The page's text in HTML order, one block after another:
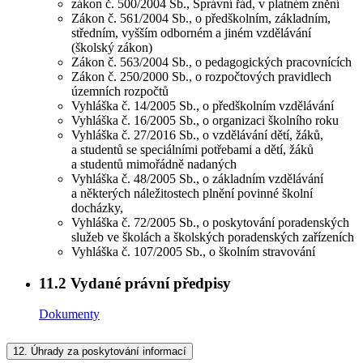
zákon č. 500/2004 Sb., Správní řád, v platném znění
Zákon č. 561/2004 Sb., o předškolním, základním,
středním, vyšším odborném a jiném vzdělávání
(školský zákon)
Zákon č. 563/2004 Sb., o pedagogických pracovnících
Zákon č. 250/2000 Sb., o rozpočtových pravidlech
územních rozpočtů
Vyhláška č. 14/2005 Sb., o předškolním vzdělávání
Vyhláška č. 16/2005 Sb., o organizaci školního roku
Vyhláška č. 27/2016 Sb., o vzdělávání dětí, žáků,
a studentů se speciálními potřebami a dětí, žáků
a studentů mimořádně nadaných
Vyhláška č. 48/2005 Sb., o základním vzdělávání
a některých náležitostech plnění povinné školní
docházky,
Vyhláška č. 72/2005 Sb., o poskytování poradenských
služeb ve školách a školských poradenských zařízeních
Vyhláška č. 107/2005 Sb., o školním stravování
11.2 Vydané právní předpisy
Dokumenty
12. Úhrady za poskytování informací